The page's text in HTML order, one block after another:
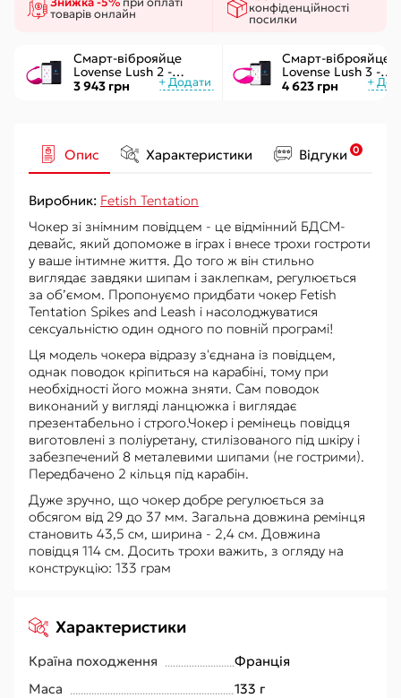
товарів онлайн конфіденційності
посилки
Смарт-віброяйце
Lovense Lush 2 -
управління через
додаток
3 943 грн
Смарт-віброяйце
Lovense Lush 3 -
керування через
інтернет
4 623 грн
Опис Характеристики Відгуки 0
Виробник: Fetish Tentation
Чокер зі знімним повідцем - це відмінний БДСМ-
девайс, який допоможе в іграх і внесе трохи гостроти
у ваше інтимне життя. До того ж він стильно
виглядає завдяки шипам і заклепкам, регулюється
за об’ємом. Пропонуємо придбати чокер Fetish
Tentation Spikes and Leash і насолоджуватися
сексуальністю один одного по повній програмі!
Ця модель чокера відразу з'єднана із повідцем,
однак поводок кріпиться на карабіні, тому при
необхідності його можна зняти. Сам поводок
виконаний у вигляді ланцюжка і виглядає
презентабельно і строго.Чокер і ремінець повідця
виготовлені з поліуретану, стилізованого під шкіру і
забезпечений 8 металевими шипами (не гострими).
Передбачено 2 кільця під карабін.
Дуже зручно, що чокер добре регулюється за
обсягом від 29 до 37 мм. Загальна довжина ремінця
становить 43,5 см, ширина - 2,4 см. Довжина
повідця 114 см. Досить трохи важить, з огляду на
конструкцію: 133 грам
Характеристики
Країна походження
Франція
Маса
133 г